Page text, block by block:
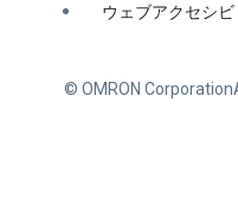
ウェブアクセシ
© OMRON Corporation